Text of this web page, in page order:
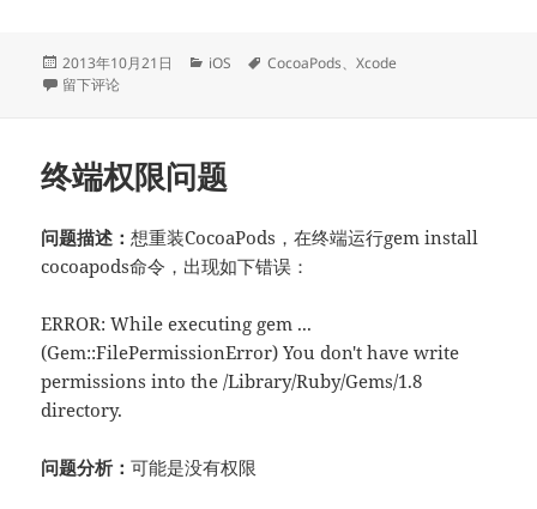
发
布
2013年10月21日
分
iOS
标
CocoaPods、Xcode
于更新CocoaPods需要Xcode命令行工具
留下评论
终端权限问题
问题描述：想重装CocoaPods，在终端运行gem install
cocoapods命令，出现如下错误：
ERROR: While executing gem ...
(Gem::FilePermissionError) You don't have write
permissions into the /Library/Ruby/Gems/1.8
directory.
问题分析：可能是没有权限